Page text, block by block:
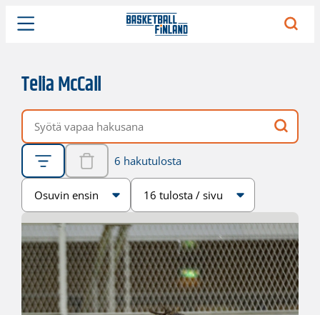
Telia McCall
Vapaa hakusana
6 hakutulosta
Järjestys
Sivukoko